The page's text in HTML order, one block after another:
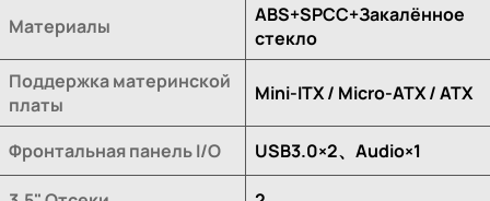
Материалы
ABS+SPCC+Закалённое
стекло
Поддержка материнской
платы
Mini-ITX / Micro-ATX / ATX
Фронтальная панель I/O USB3.0×2、Audio×1